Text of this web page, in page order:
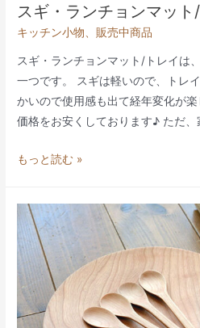
スギ・ランチョンマット
キッチン小物 販売中商品
スギ・ランチョンマット/トレイは
一つです。 スギは軽いので、トレ
かいので使用感も出て経年変化が
価格をお安くしております♪ ただ
ス
チ
ョ
マ
ッ
もっと読む »